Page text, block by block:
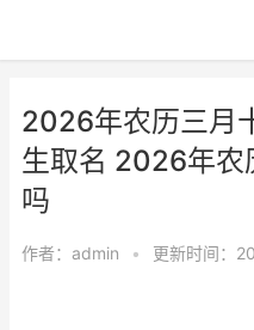
2026年农历三月
生取名 2026年农
吗
作者： admin • 更新时间：